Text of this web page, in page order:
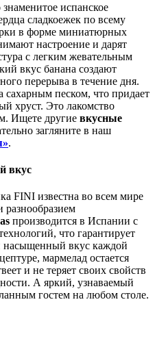
испанское
сладкоежек по всему
в форме миниатюрных
настроение и дарят
с легким жевательным
вкус банана создают
перерыва в течение дня.
песком, что придает
хруст. Это лакомство
Ищете другие вкусные
загляните в наш
.
вкус
FINI известна во всем мире
производится в Испании с
что гарантирует
насыщенный вкус каждой
мармелад остается
и не теряет своих свойств
А яркий, узнаваемый
гостем на любом столе.